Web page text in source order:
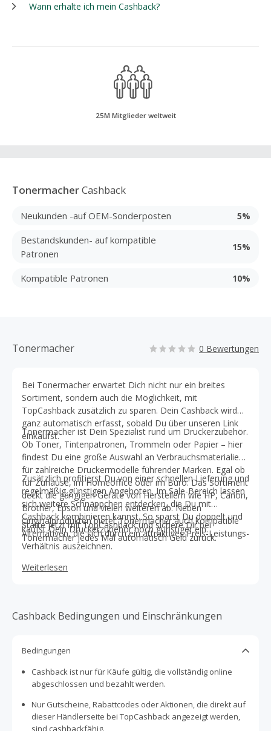
Wann erhalte ich mein Cashback?
25M Mitglieder weltweit
TonermacherCashback
Neukunden -auf OEM-Sonderposten 5%
Bestandskunden- auf kompatible
Patronen
15%
Kompatible Patronen 10%
Tonermacher 0 Bewertungen
Bei Tonermacher erwartet Dich nicht nur ein breites
Sortiment, sondern auch die Möglichkeit, mit
TopCashback zusätzlich zu sparen. Dein Cashback wird
ganz automatisch erfasst, sobald Du über unseren Link
einkaufst.
Tonermacher ist Dein Spezialist rund um Druckerzubehör.
Ob Toner, Tintenpatronen, Trommeln oder Papier – hier
findest Du eine große Auswahl an Verbrauchsmaterialien
für zahlreiche Druckermodelle führender Marken. Egal ob
für Zuhause, im Homeoffice oder im Büro: Das Sortiment
deckt die gängigen Geräte von Herstellern wie HP, Canon,
Brother, Epson und vielen weiteren ab. Neben
Originalprodukten bietet Tonermacher auch kompatible
Alternativen, die sich durch ein attraktives Preis-Leistungs-
Verhältnis auszeichnen.
Zusätzlich profitierst Du von einer schnellen Lieferung und
regelmäßig günstigen Angeboten. Im Sale-Bereich lassen
sich weitere Schnäppchen entdecken, die Du mit
Cashback kombinieren kannst. So sparst Du doppelt und
kaufst Dein Druckerzubehör noch günstiger ein.
Starte jetzt mit TopCashback und sichere Dir bei
Tonermacher jedes Mal automatisch Geld zurück.
Weiterlesen
Cashback Bedingungen und Einschränkungen
Bedingungen
Cashback ist nur für Käufe gültig, die vollständig online
abgeschlossen und bezahlt werden.
Nur Gutscheine, Rabattcodes oder Aktionen, die direkt auf
dieser Händlerseite bei TopCashback angezeigt werden,
sind cashbackfähig.